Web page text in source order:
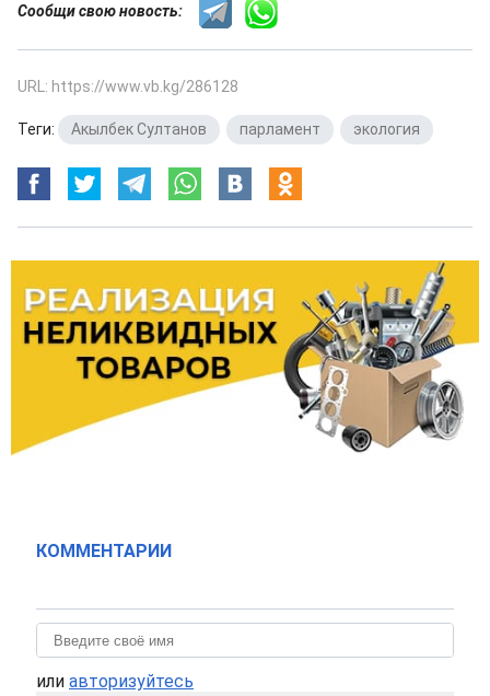
Сообщи свою новость:
URL: https://www.vb.kg/286128
Теги: Акылбек Султанов парламент экология
КОММЕНТАРИИ
или авторизуйтесь